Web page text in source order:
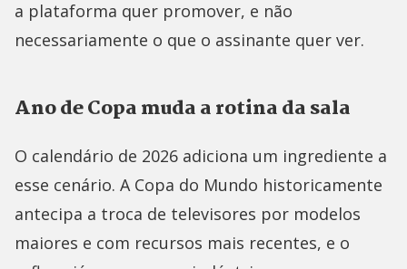
a plataforma quer promover, e não
necessariamente o que o assinante quer ver.
Ano de Copa muda a rotina da sala
O calendário de 2026 adiciona um ingrediente a
esse cenário. A Copa do Mundo historicamente
antecipa a troca de televisores por modelos
maiores e com recursos mais recentes, e o